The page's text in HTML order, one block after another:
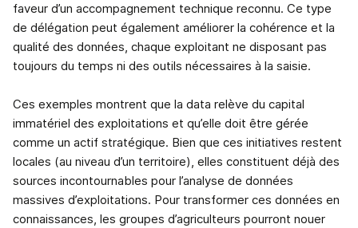
faveur d’un accompagnement technique reconnu. Ce type
de délégation peut également améliorer la cohérence et la
qualité des données, chaque exploitant ne disposant pas
toujours du temps ni des outils nécessaires à la saisie.
Ces exemples montrent que la data relève du capital
immatériel des exploitations et qu’elle doit être gérée
comme un actif stratégique. Bien que ces initiatives restent
locales (au niveau d’un territoire), elles constituent déjà des
sources incontournables pour l’analyse de données
massives d’exploitations. Pour transformer ces données en
connaissances, les groupes d’agriculteurs pourront nouer